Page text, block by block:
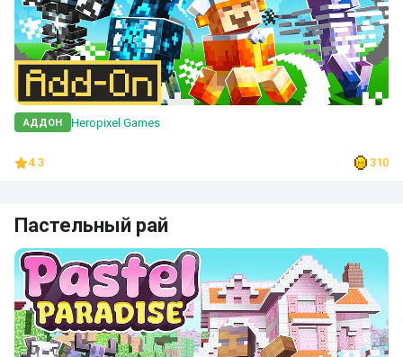
АДДОН Heropixel Games
4.3 310
Пастельный рай